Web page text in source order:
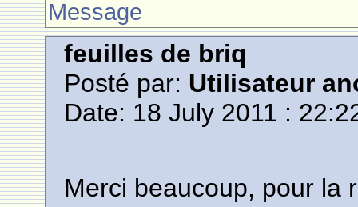
Message
feuilles de briq
Posté par: Utilisateur
Date: 18 July 2011 :
Merci beaucoup, pour la